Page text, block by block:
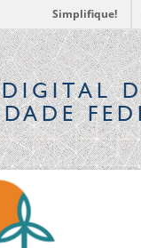
Simplifique!